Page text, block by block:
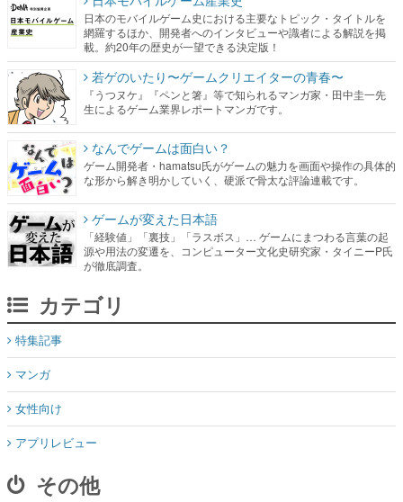
日本のモバイルゲーム史における主要なトピック・タイトルを
網羅するほか、開発者へのインタビューや識者による解説を掲
載。約20年の歴史が一望できる決定版！
若ゲのいたり〜ゲームクリエイターの青春〜
『うつヌケ』『ペンと箸』等で知られるマンガ家・田中圭一先
生によるゲーム業界レポートマンガです。
なんでゲームは面白い？
ゲーム開発者・hamatsu氏がゲームの魅力を画面や操作の具体的
な形から解き明かしていく、硬派で骨太な評論連載です。
ゲームが変えた日本語
「経験値」「裏技」「ラスボス」… ゲームにまつわる言葉の起
源や用法の変遷を、コンピューター文化史研究家・タイニーP氏
が徹底調査。
カテゴリ
特集記事
マンガ
女性向け
アプリレビュー
その他